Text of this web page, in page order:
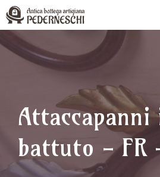
Vai
al
contenuto
battuto - FR